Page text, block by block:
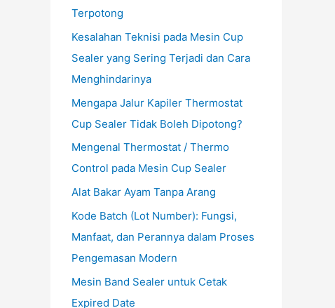
Terpotong
Kesalahan Teknisi pada Mesin Cup
Sealer yang Sering Terjadi dan Cara
Menghindarinya
Mengapa Jalur Kapiler Thermostat
Cup Sealer Tidak Boleh Dipotong?
Mengenal Thermostat / Thermo
Control pada Mesin Cup Sealer
Alat Bakar Ayam Tanpa Arang
Kode Batch (Lot Number): Fungsi,
Manfaat, dan Perannya dalam Proses
Pengemasan Modern
Mesin Band Sealer untuk Cetak
Expired Date